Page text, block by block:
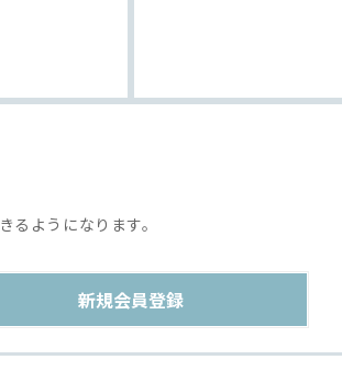
ようになります。